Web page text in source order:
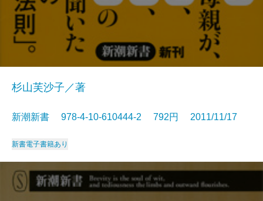
杉山芙沙子／著
新潮新書 978-4-10-610444-2 792円 2011/11/17
新書電子書籍あり